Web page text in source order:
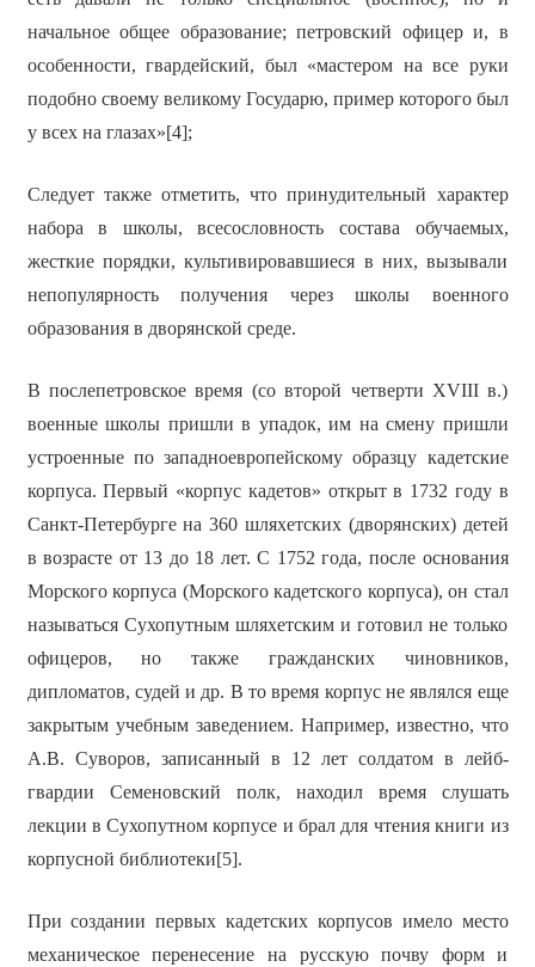
начальное общее образование; петровский офицер и, в
особенности, гвардейский, был «мастером на все руки
подобно своему великому Государю, пример которого был
у всех на глазах»[4];
Следует также отметить, что принудительный характер
набора в школы, всесословность состава обучаемых,
жесткие порядки, культивировавшиеся в них, вызывали
непопулярность получения через школы военного
образования в дворянской среде.
В послепетровское время (со второй четверти XVIII в.)
военные школы пришли в упадок, им на смену пришли
устроенные по западноевропейскому образцу кадетские
корпуса. Первый «корпус кадетов» открыт в 1732 году в
Санкт-Петербурге на 360 шляхетских (дворянских) детей
в возрасте от 13 до 18 лет. С 1752 года, после основания
Морского корпуса (Морского кадетского корпуса), он стал
называться Сухопутным шляхетским и готовил не только
офицеров, но также гражданских чиновников,
дипломатов, судей и др. В то время корпус не являлся еще
закрытым учебным заведением. Например, известно, что
А.В. Суворов, записанный в 12 лет солдатом в лейб-
гвардии Семеновский полк, находил время слушать
лекции в Сухопутном корпусе и брал для чтения книги из
корпусной библиотеки[5].
При создании первых кадетских корпусов имело место
механическое перенесение на русскую почву форм и